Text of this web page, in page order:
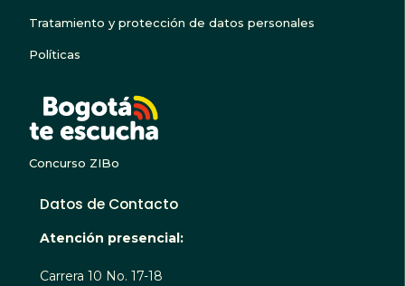
Tratamiento y protección de datos personales
Políticas
Concurso ZIBo
Datos de Contacto
Atención presencial:
Carrera 10 No. 17-18